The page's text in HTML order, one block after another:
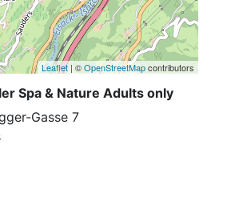
Leaflet | ©OpenStreetMapcontributors
Spa & Nature Adults only
Gasse 7